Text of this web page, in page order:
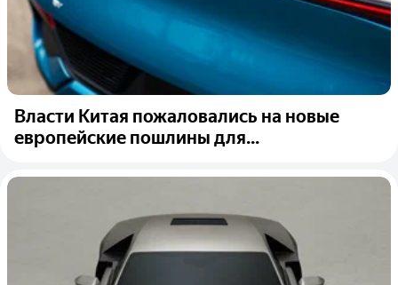
Власти Китая пожаловались на новые
европейские пошлины для...